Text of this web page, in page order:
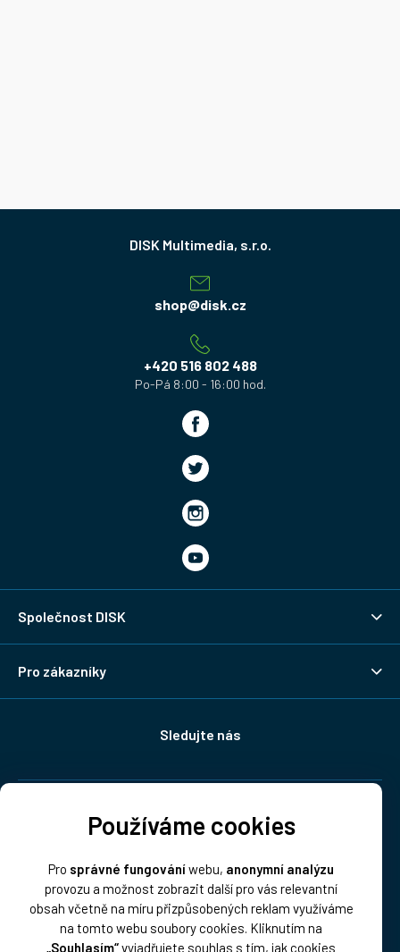
Používáme cookies
Pro správné fungováníwebu, anonymní analýzu
provozu a možnost zobrazit další pro vás relevantní
obsah včetně na míru přizpůsobených reklam využíváme
na tomto webu soubory cookies. Kliknutím na
„Souhlasím“vyjadřujete souhlas s tím, jak cookies
shop@disk.cz
+420 516 802 488
Společnost DISK
Pro zákazníky
Sledujte nás